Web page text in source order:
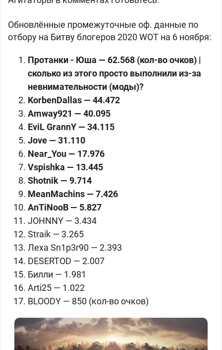
Обновлённые промежуточные оф. данные по
отбору на Битву блогеров 2020 WOT на 6 ноября:
Протанки - Юша — 62.568 (кол-во очков) |
сколько из этого просто выполнили из-за
невнимательности (моды)?
KorbenDallas — 44.472
Amway921 — 40.095
EviL GrannY — 34.115
Jove — 31.110
Near_You — 17.976
Vspishka — 13.445
Shotnik — 9.714
MeanMachins — 7.426
AnTiNooB — 5.827
JOHNNY — 3.434
Straik — 3.265
Леха Sn1p3r90 — 2.393
DESERTOD — 2.007
Билли — 1.981
Arti25 — 1.022
BLOODY — 850 (кол-во очков)